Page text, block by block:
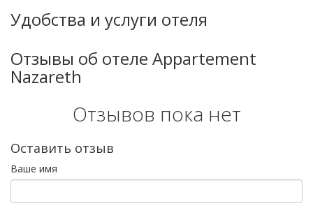
Удобства и услуги отеля
Отзывы об отеле Appartement
Nazareth
Отзывов пока нет
Оставить отзыв
Ваше имя